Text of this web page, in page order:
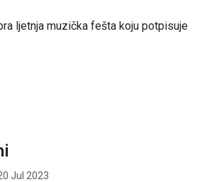
ljetnja muzička fešta koju potpisuje
Jul 2023